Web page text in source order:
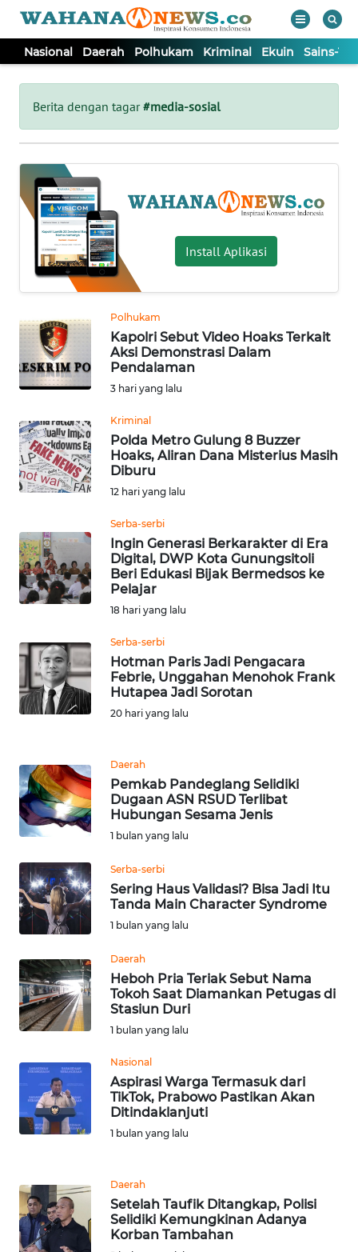
Nasional Daerah Polhukam Kriminal Ekuin Sains-
Berita dengan tagar#media-sosial
Install Aplikasi
Polhukam
Kapolri Sebut Video Hoaks Terkait
Aksi Demonstrasi Dalam
Pendalaman
3 hari yang lalu
Kriminal
Polda Metro Gulung 8 Buzzer
Hoaks, Aliran Dana Misterius Masih
Diburu
12 hari yang lalu
Serba-serbi
Ingin Generasi Berkarakter di Era
Digital, DWP Kota Gunungsitoli
Beri Edukasi Bijak Bermedsos ke
Pelajar
18 hari yang lalu
Serba-serbi
Hotman Paris Jadi Pengacara
Febrie, Unggahan Menohok Frank
Hutapea Jadi Sorotan
20 hari yang lalu
Daerah
Pemkab Pandeglang Selidiki
Dugaan ASN RSUD Terlibat
Hubungan Sesama Jenis
1 bulan yang lalu
Serba-serbi
Sering Haus Validasi? Bisa Jadi Itu
Tanda Main Character Syndrome
1 bulan yang lalu
Daerah
Heboh Pria Teriak Sebut Nama
Tokoh Saat Diamankan Petugas di
Stasiun Duri
1 bulan yang lalu
Nasional
Aspirasi Warga Termasuk dari
TikTok, Prabowo Pastikan Akan
Ditindaklanjuti
1 bulan yang lalu
Daerah
Setelah Taufik Ditangkap, Polisi
Selidiki Kemungkinan Adanya
Korban Tambahan
Tutup
NASIONAL
DAERAH
POLHUKAM
KRIMINAL
EKUIN
SAINS-TEKNO
INTERNASIONAL
PENDIDIKAN
OLAHRAGA
EDITORIAL
BERITA
KONTAK
KAMI
INFO
IKLAN
TENTANG
PEDOMAN
MEDIA
SIBER
REDAKSI
KARIR
Wahana
News
Regional